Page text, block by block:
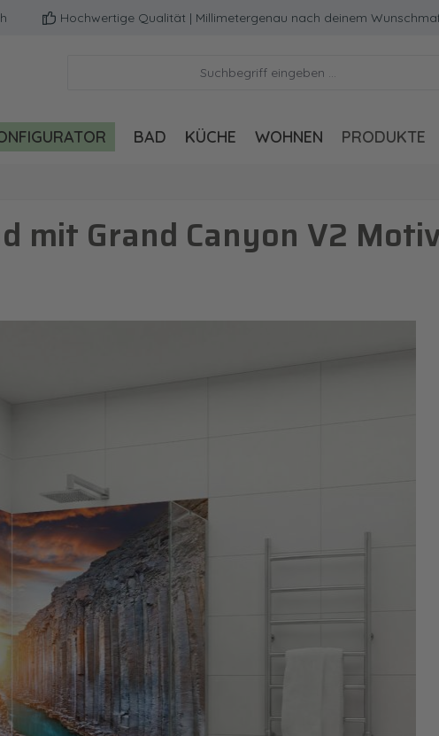
Hochwertige Qualität | Millimetergenau nach deinem Wunschmaß
BAD KÜCHE WOHNEN PRODUKTE
mit Grand Canyon V2